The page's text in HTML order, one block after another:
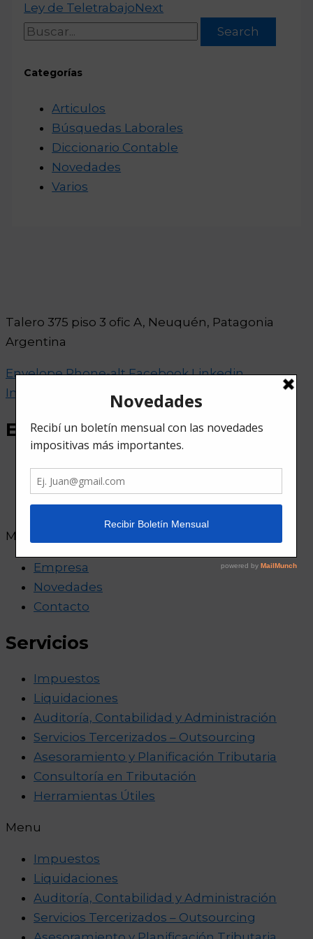
Ley de TeletrabajoNext
Search
Categorías
Articulos
Búsquedas Laborales
Diccionario Contable
Novedades
Varios
Talero 375 piso 3 ofic A, Neuquén, Patagonia
Argentina
Envelope Phone-alt Facebook Linkedin
Instagram
Estudio
Empresa
Novedades
Contacto
Menu
Empresa
Novedades
Contacto
Servicios
Impuestos
Liquidaciones
Auditoría, Contabilidad y Administración
Servicios Tercerizados – Outsourcing
Asesoramiento y Planificación Tributaria
Consultoría en Tributación
Herramientas Útiles
Menu
Impuestos
Liquidaciones
Auditoría, Contabilidad y Administración
Servicios Tercerizados – Outsourcing